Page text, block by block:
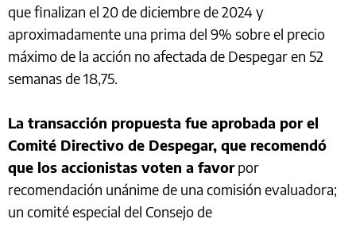
que finalizan el 20 de diciembre de 2024 y
aproximadamente una prima del 9% sobre el precio
máximo de la acción no afectada de Despegar en 52
semanas de 18,75.
La transacción propuesta fue aprobada por el
Comité Directivo de Despegar, que recomendó
que los accionistas voten a favorpor
recomendación unánime de una comisión evaluadora;
un comité especial del Consejo de